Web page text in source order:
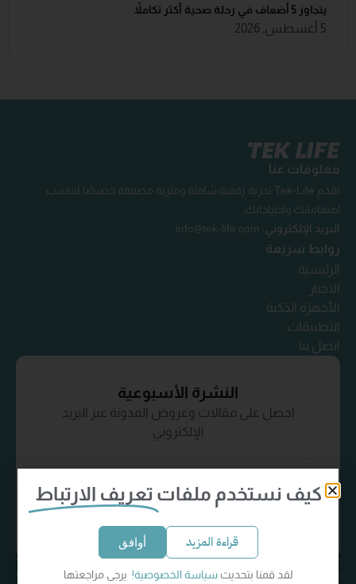
يتجاوز 5 أضعاف في رحلة صحية أكثر تكاملاً
5 أغسطس, 2026
معلومات عنا
تقدم Tek-Life تجربة رقمية شاملة ومثرية مصممة خصيصًا لتناسب
اهتماماتك واحتياجاتك.
البريد الإلكتروني: info@tek-life.com
روابط سريعة
الرئيسية
الاخبار
الأجهزة الذكية
التطبيقات
اتصل بنا
النشرة الأسبوعية
احصل على مقالات وعروض المدونة عبر البريد
الإلكتروني
إشترك الآن
سياسة الخصوصيةالشروط والأحكام © Tek-Life 2024كل الحقوق محفوظة
كيف نستخدم ملفات تعريف الارتباط
قراءة المزيد أوافق
لقد قمنا بتحديثسياسة الخصوصية! يرجى مراجعتها